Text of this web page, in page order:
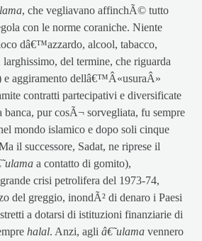
, che vegliavano affinchÃ© tutto
con le norme coraniche. Niente
dâ€™azzardo, alcool, tabacco,
del termine, che riguarda
e aggiramento dellâ€™Â«usuraÂ»
contratti partecipativi e diversificate
pur cosÃ¬ sorvegliata, fu sempre
mondo islamico e dopo soli cinque
il successore, Sadat, ne riprese il
a contatto di gomito),
crisi petrolifera del 1973-74,
del greggio, inondÃ² di denaro i Paesi
a dotarsi di istituzioni finanziarie di
halal. Anzi, agli â€˜ulama vennero